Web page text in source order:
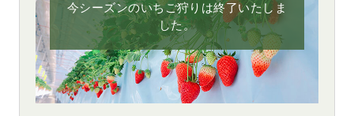
今シーズンのいちご狩りは終了いたしま
した。